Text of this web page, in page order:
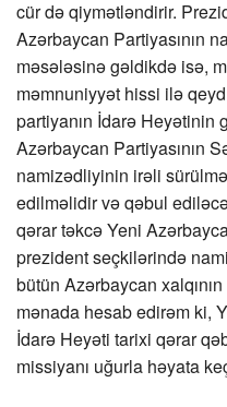
cür də qiymətləndirir.
Azərbaycan Partiyasının
məsələsinə gəldikdə isə,
məmnuniyyət hissi ilə
partiyanın İdarə Heyətinin
Azərbaycan Partiyasının
namizədliyinin irəli
edilməlidir və qəbul
qərar təkcə Yeni
prezident seçkilərində
bütün Azərbaycan
mənada hesab edirəm ki,
İdarə Heyəti tarixi qərar
missiyanı uğurla həyata